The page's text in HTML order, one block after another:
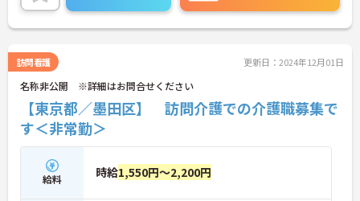
訪問看護 更新日：2024年12月01日
名称非公開 ※詳細はお問合せください
【東京都／墨田区】 訪問介護での介護職募集で
す＜非常勤＞
給料 時給1,550円～2,200円